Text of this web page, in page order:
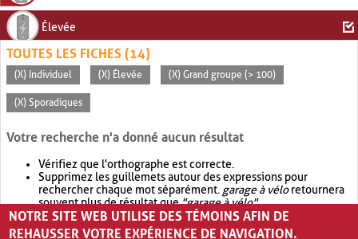
Élevée
TOUTES LES FICHES (14)
(X) Individuel (X) Élevée (X) Grand groupe (> 100)
(X) Sporadiques
Votre recherche n'a donné aucun résultat
Vérifiez que l'orthographe est correcte.
Supprimez les guillemets autour des expressions pour
rechercher chaque mot séparément. garage à véloretournera
souvent plus de résultat que"garage à vélo".
Envisagez d'élargir votre recherche avec OR.garage OR vélo
retournera souvent plus de résultat quegarage à vélo
NOTRE SITE WEB UTILISE DES TÉMOINS AFIN DE
REHAUSSER VOTRE EXPÉRIENCE DE NAVIGATION.